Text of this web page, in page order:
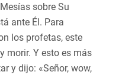
sobre Su
ante Él. Para
los profetas, este
morir. Y esto es más
y dijo: «Señor, wow,